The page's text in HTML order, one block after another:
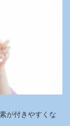
が付きやすくな